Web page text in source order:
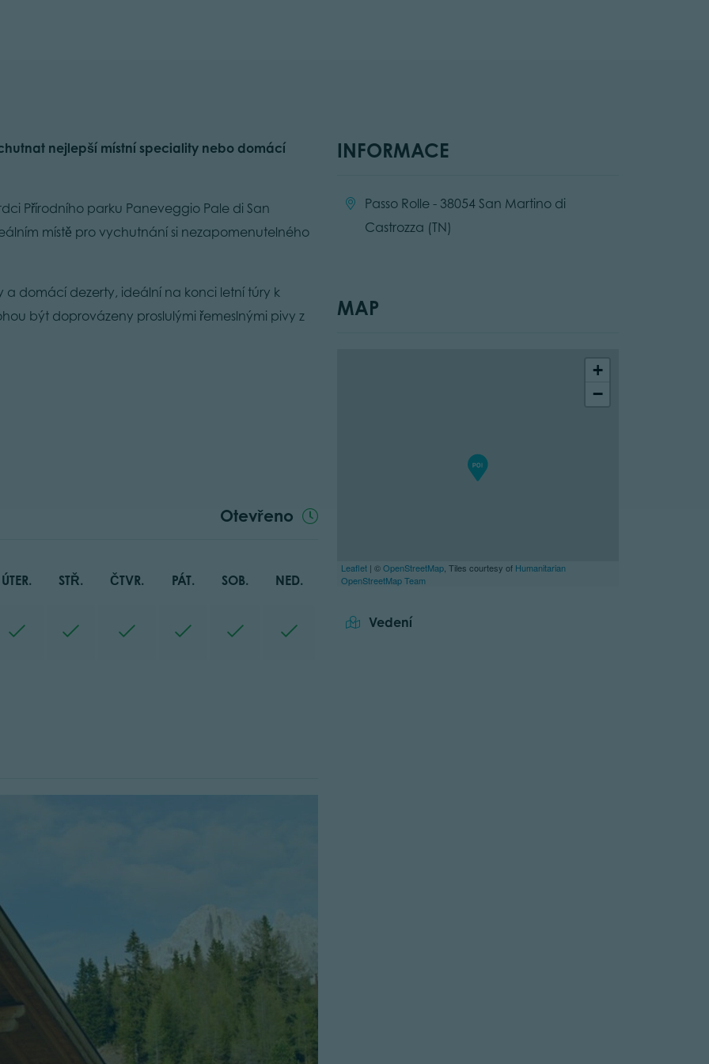
nejlepší místní speciality nebo domácí
Přírodního parku Paneveggio Pale di San
místě pro vychutnání si nezapomenutelného
a domácí dezerty, ideální na konci letní túry k
být doprovázeny proslulými řemeslnými pivy z
Otevřeno
ÚTER. STŘ. ČTVR. PÁT. SOB. NED.
INFORMACE
Location:
Passo Rolle - 38054 San Martino di
Castrozza (TN)
MAP
+
−
Leaflet | ©OpenStreetMap , Tiles courtesy of Humanitarian
OpenStreetMap Team
Vedení